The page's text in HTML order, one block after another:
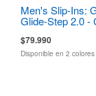
Men's Slip-Ins:
Glide-Step 2.0 -
$79.990
Disponible en 2 colores